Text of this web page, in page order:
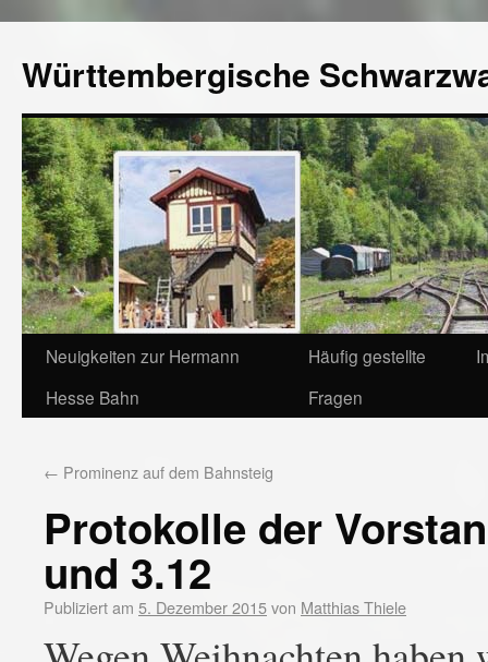
Württembergische
Neuigkeiten zur Hermann
Hesse Bahn
Häufig gestellte
Fragen
← Prominenz auf dem Bahnsteig
Protokolle der
und 3.12
Publiziert am 5. Dezember 2015von Matthias Thiele